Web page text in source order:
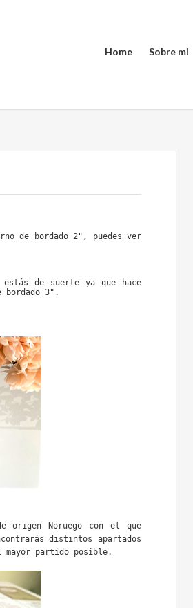
Home Sobre mi
de bordado 2", puedes ver
de suerte ya que hace
bordado 3".
origen Noruego con el que
distintos apartados
mayor partido posible.